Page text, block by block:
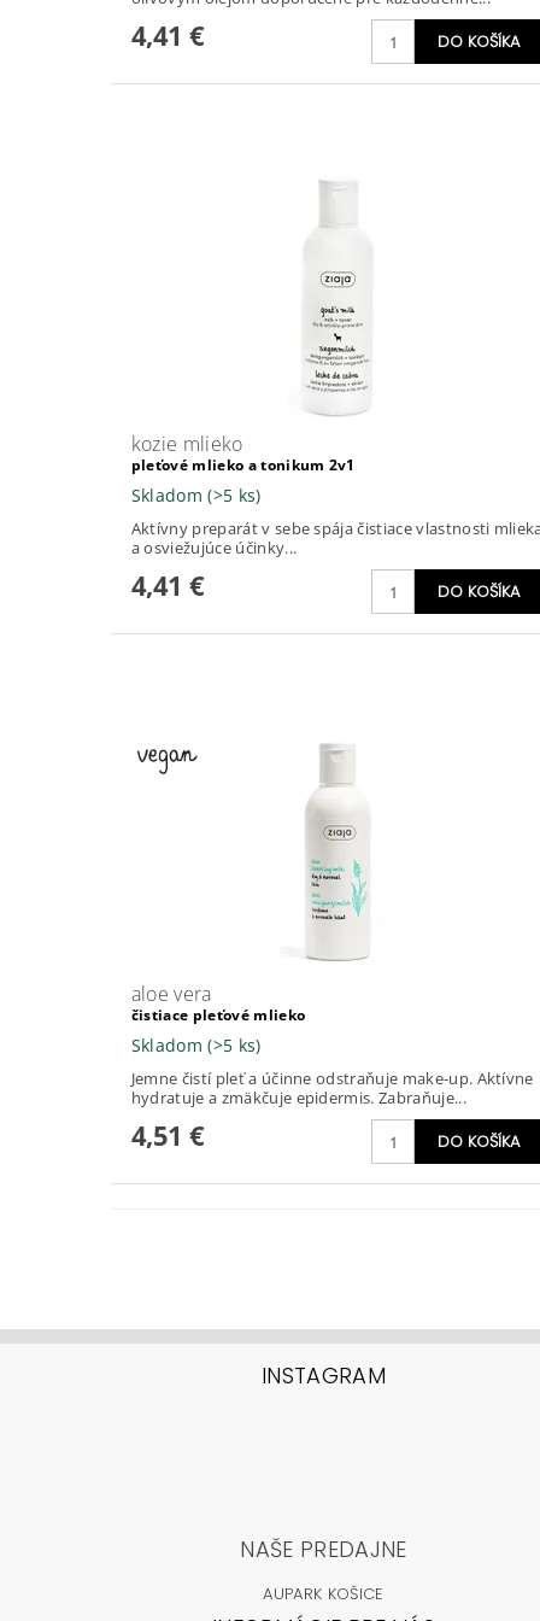
4,41 €
kozie mlieko
pleťové mlieko a tonikum 2v1
Skladom(>5 ks)
Aktívny preparát v sebe spája čistiace vlastnosti
a osviežujúce účinky...
4,41 €
aloe vera
čistiace pleťové mlieko
Skladom(>5 ks)
Jemne čistí pleť a účinne odstraňuje make-up. Aktívne
hydratuje a zmäkčuje epidermis. Zabraňuje...
4,51 €
INSTAGRAM
NAŠE PREDAJNE
AUPARK KOŠICE